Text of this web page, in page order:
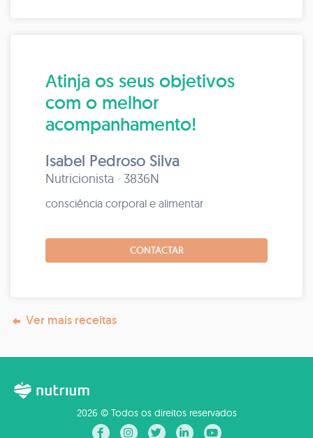
Atinja os seus objetivos
com o melhor
acompanhamento!
Isabel Pedroso Silva
Nutricionista · 3836N
consciência corporal e alimentar
CONTACTAR
Ver mais receitas
2026 © Todos os direitos reservados